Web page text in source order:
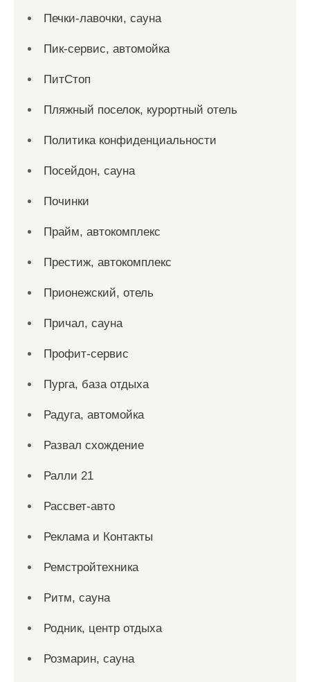
Печки-лавочки, сауна
Пик-сервис, автомойка
ПитСтоп
Пляжный поселок, курортный отель
Политика конфиденциальности
Посейдон, сауна
Починки
Прайм, автокомплекс
Престиж, автокомплекс
Прионежский, отель
Причал, сауна
Профит-сервис
Пурга, база отдыха
Радуга, автомойка
Развал схождение
Ралли 21
Рассвет-авто
Реклама и Контакты
Ремстройтехника
Ритм, сауна
Родник, центр отдыха
Розмарин, сауна